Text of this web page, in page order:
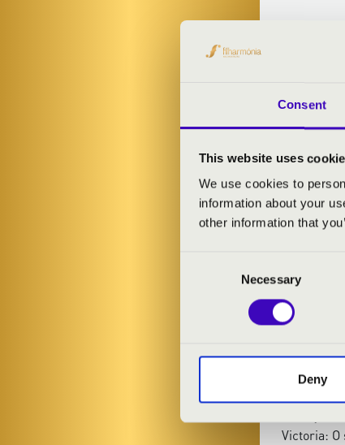
Consent
This website uses
We use cookies to
information about your
other information that
Necessary
Deny
A sorozat
ELŐADÓK:
Szent
MŰSOR:
Berlioz:
M. Haydn:
J.
Victoria: